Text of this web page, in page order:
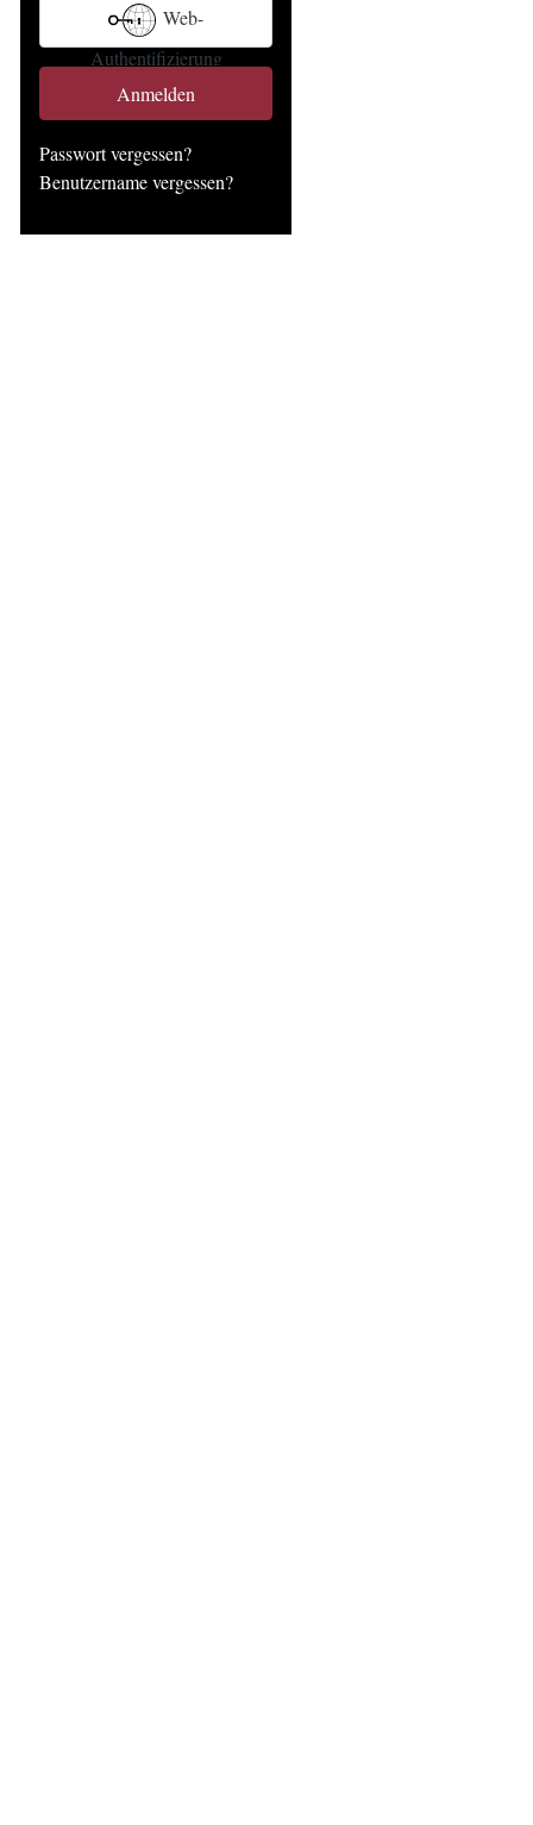
Authentifizierung
Anmelden
Passwort vergessen?
Benutzername vergessen?